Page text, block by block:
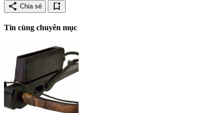
share Chia sẻ bookmark_add
Tin cùng chuyên mục